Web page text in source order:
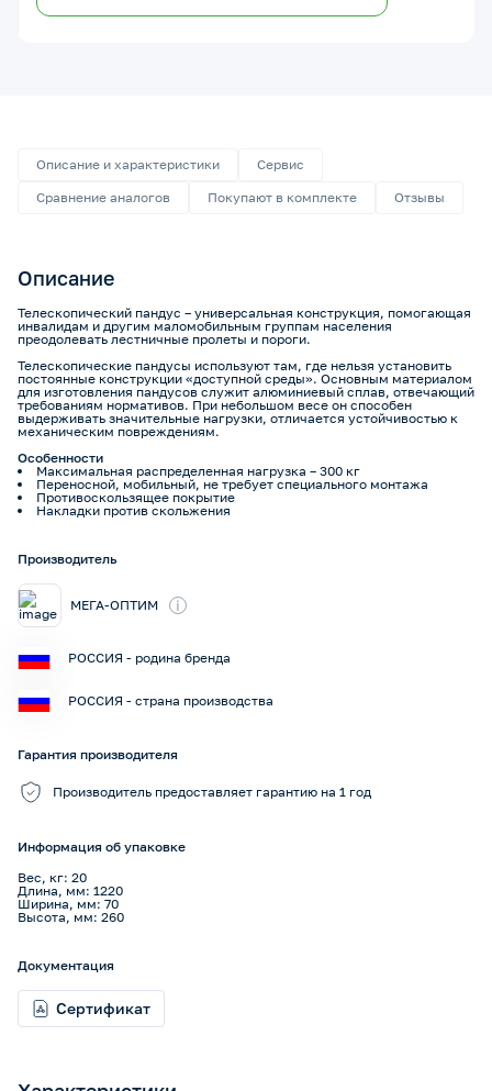
Описание и характеристики
Сервис
Сравнение аналогов
Покупают в комплекте Отзывы
Описание
Телескопический пандус – универсальная конструкция, помогающая
инвалидам и другим маломобильным группам населения
преодолевать лестничные пролеты и пороги.
Телескопические пандусы используют там, где нельзя установить
постоянные конструкции «доступной среды». Основным материалом
для изготовления пандусов служит алюминиевый сплав, отвечающий
требованиям нормативов. При небольшом весе он способен
выдерживать значительные нагрузки, отличается устойчивостью к
механическим повреждениям.
Особенности
Максимальная распределенная нагрузка – 300 кг
Переносной, мобильный, не требует специального монтажа
Противоскользящее покрытие
Накладки против скольжения
Производитель
МЕГА-ОПТИМ i
РОССИЯ - родина бренда
РОССИЯ - страна производства
Гарантия производителя
Производитель предоставляет гарантию на 1 год
Информация об упаковке
Вес, кг: 20
Длина, мм: 1220
Ширина, мм: 70
Высота, мм: 260
Документация
Сертификат